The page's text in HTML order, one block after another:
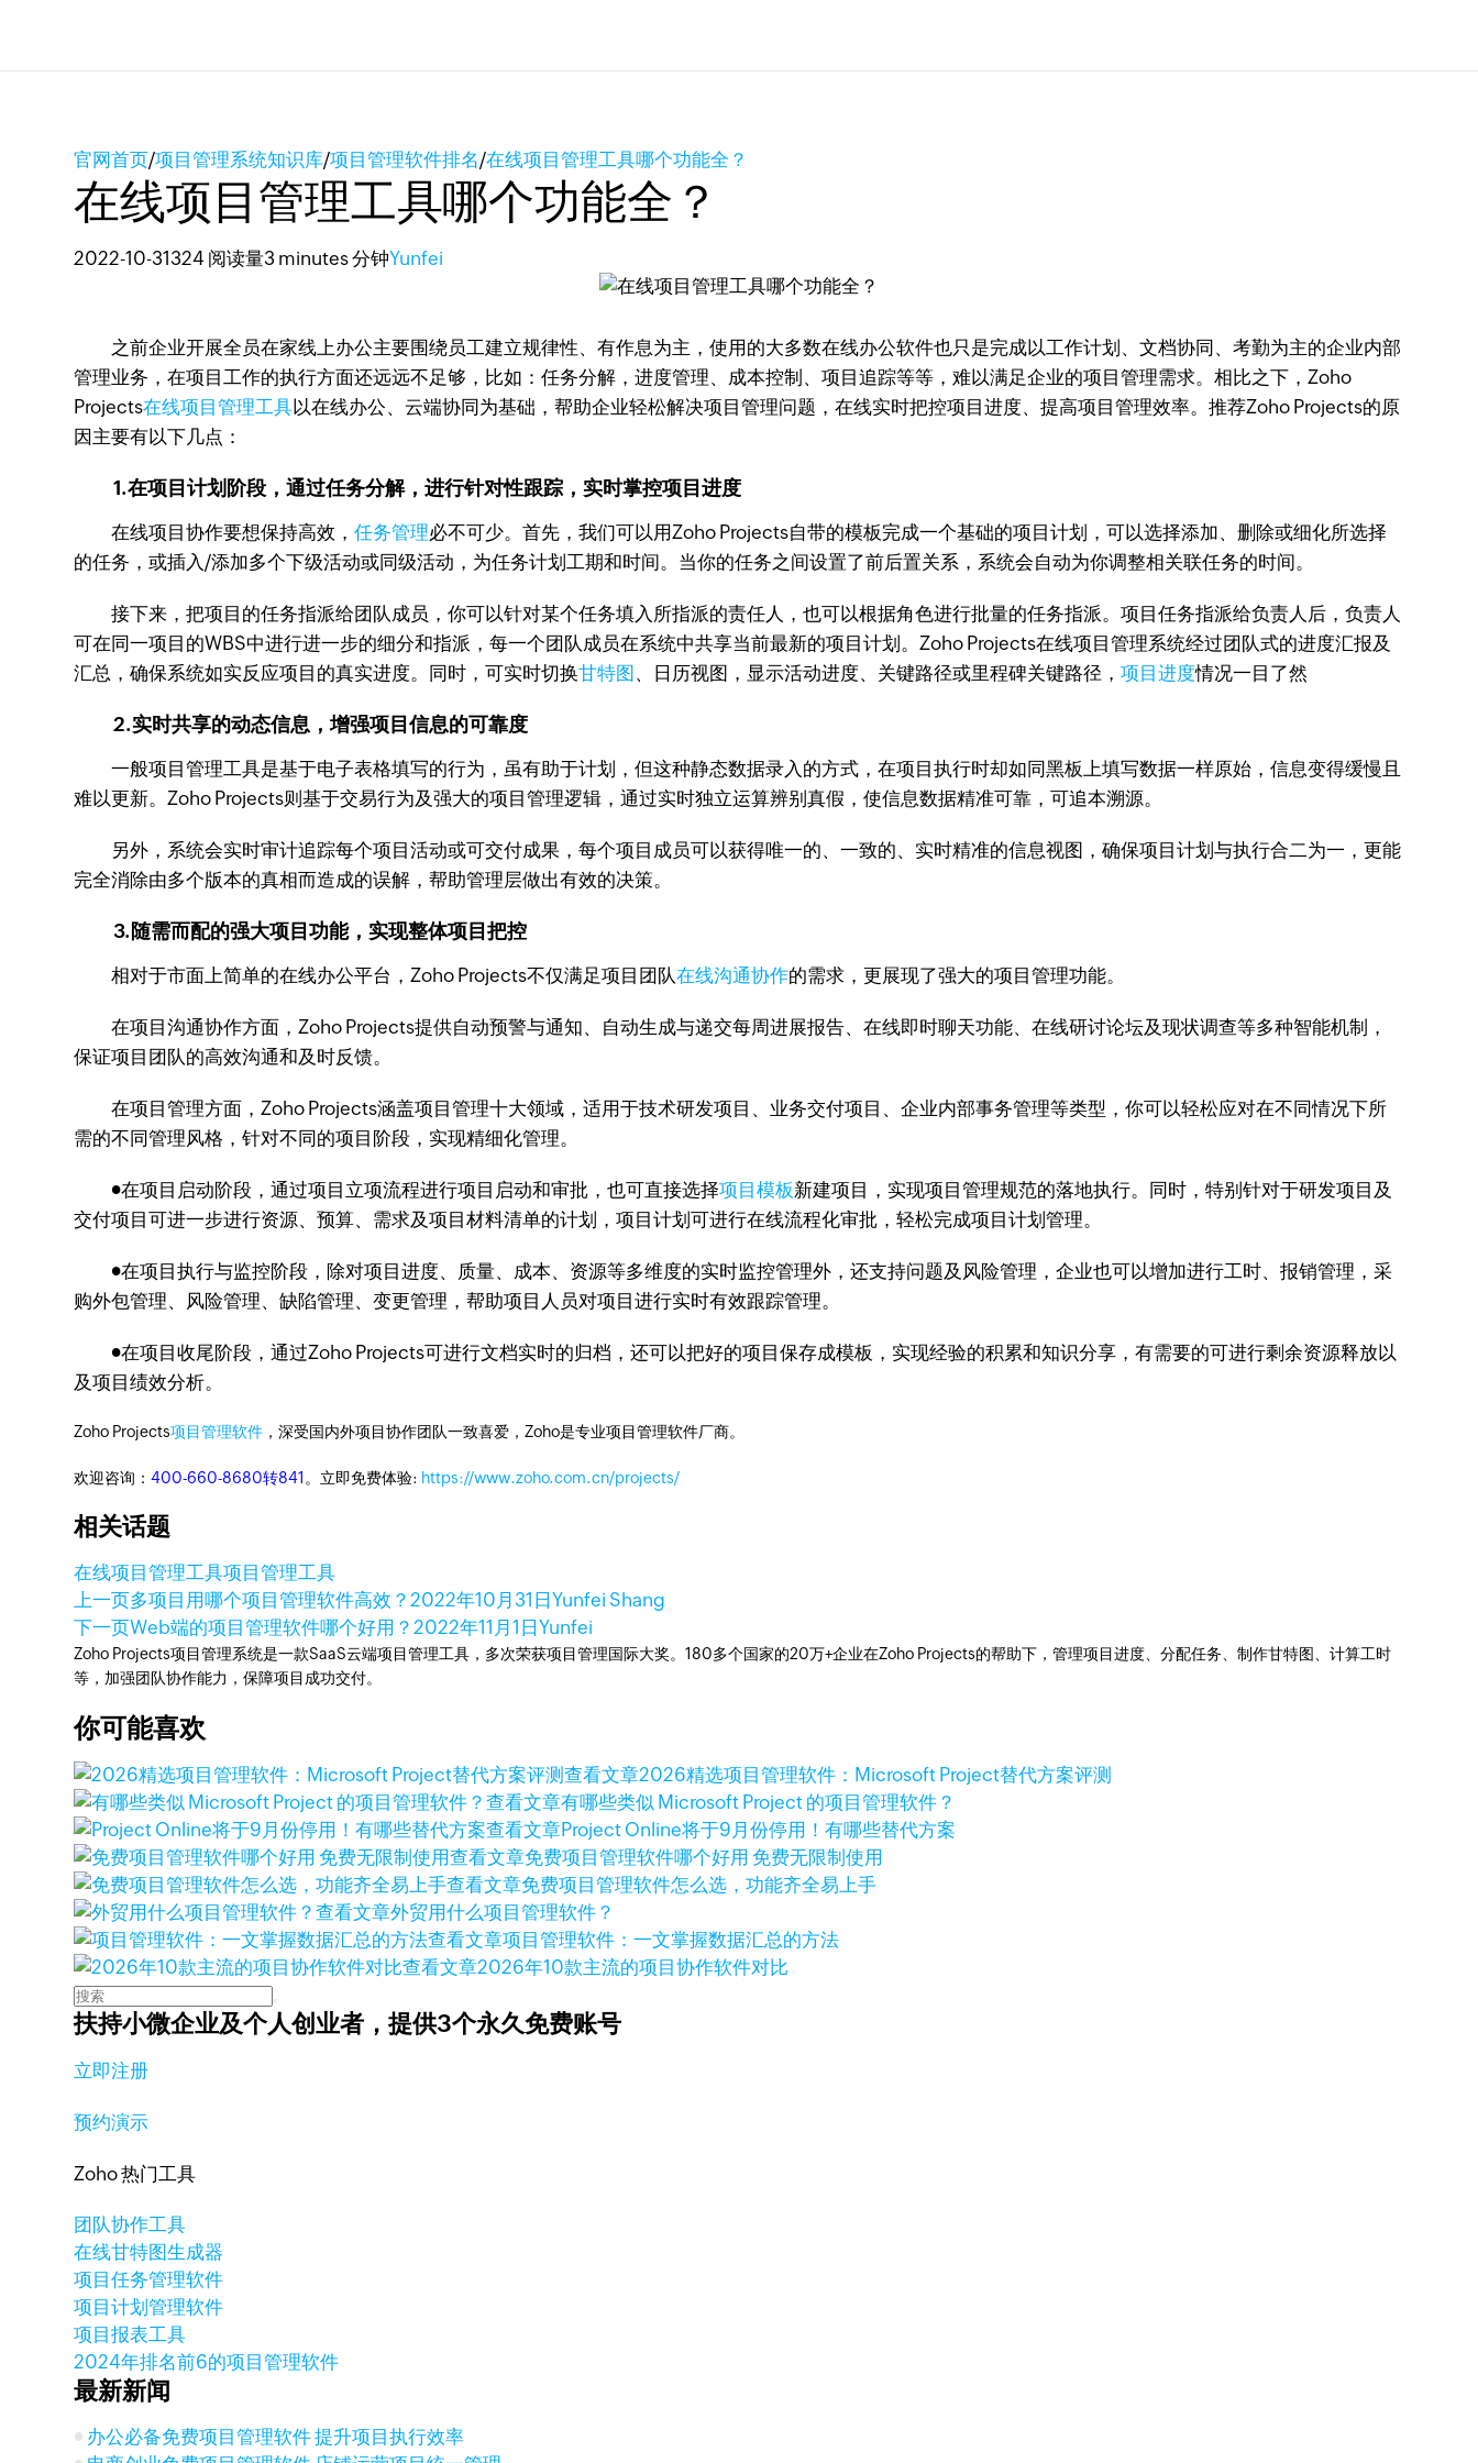
官网首页/项目管理系统知识库/项目管理软件排名/在线项目管理工具哪个功能全？
在线项目管理工具哪个功能全？
2022-10-31 324 阅读量3 minutes 分钟Yunfei
之前企业开展全员在家线上办公主要围绕员工建立规律性、有作息为主，使用的大多数在线办公软件也只是完成以工作计划、文档协同、考勤为主的企业内部
管理业务，在项目工作的执行方面还远远不足够，比如：任务分解，进度管理、成本控制、项目追踪等等，难以满足企业的项目管理需求。相比之下，Zoho
Projects在线项目管理工具以在线办公、云端协同为基础，帮助企业轻松解决项目管理问题，在线实时把控项目进度、提高项目管理效率。推荐Zoho Projects的原
因主要有以下几点：
1.在项目计划阶段，通过任务分解，进行针对性跟踪，实时掌控项目进度
在线项目协作要想保持高效，任务管理必不可少。首先，我们可以用Zoho Projects自带的模板完成一个基础的项目计划，可以选择添加、删除或细化所选择
的任务，或插入/添加多个下级活动或同级活动，为任务计划工期和时间。当你的任务之间设置了前后置关系，系统会自动为你调整相关联任务的时间。
接下来，把项目的任务指派给团队成员，你可以针对某个任务填入所指派的责任人，也可以根据角色进行批量的任务指派。项目任务指派给负责人后，负责人
可在同一项目的WBS中进行进一步的细分和指派，每一个团队成员在系统中共享当前最新的项目计划。Zoho Projects在线项目管理系统经过团队式的进度汇报及
汇总，确保系统如实反应项目的真实进度。同时，可实时切换甘特图 、日历视图，显示活动进度、关键路径或里程碑关键路径，项目进度情况一目了然
2.实时共享的动态信息，增强项目信息的可靠度
一般项目管理工具是基于电子表格填写的行为，虽有助于计划，但这种静态数据录入的方式，在项目执行时却如同黑板上填写数据一样原始，信息变得缓慢且
难以更新。Zoho Projects则基于交易行为及强大的项目管理逻辑，通过实时独立运算辨别真假，使信息数据精准可靠，可追本溯源。
另外，系统会实时审计追踪每个项目活动或可交付成果，每个项目成员可以获得唯一的、一致的、实时精准的信息视图，确保项目计划与执行合二为一，更能
完全消除由多个版本的真相而造成的误解，帮助管理层做出有效的决策。
3.随需而配的强大项目功能，实现整体项目把控
相对于市面上简单的在线办公平台，Zoho Projects不仅满足项目团队在线沟通协作的需求，更展现了强大的项目管理功能。
在项目沟通协作方面，Zoho Projects提供自动预警与通知、自动生成与递交每周进展报告、在线即时聊天功能、在线研讨论坛及现状调查等多种智能机制，
保证项目团队的高效沟通和及时反馈。
在项目管理方面，Zoho Projects涵盖项目管理十大领域，适用于技术研发项目、业务交付项目、企业内部事务管理等类型，你可以轻松应对在不同情况下所
需的不同管理风格，针对不同的项目阶段，实现精细化管理。
●在项目启动阶段，通过项目立项流程进行项目启动和审批，也可直接选择项目模板新建项目，实现项目管理规范的落地执行。同时，特别针对于研发项目及
交付项目可进一步进行资源、预算、需求及项目材料清单的计划，项目计划可进行在线流程化审批，轻松完成项目计划管理。
●在项目执行与监控阶段，除对项目进度、质量、成本、资源等多维度的实时监控管理外，还支持问题及风险管理，企业也可以增加进行工时、报销管理，采
购外包管理、风险管理、缺陷管理、变更管理，帮助项目人员对项目进行实时有效跟踪管理。
●在项目收尾阶段，通过Zoho Projects可进行文档实时的归档，还可以把好的项目保存成模板，实现经验的积累和知识分享，有需要的可进行剩余资源释放以
及项目绩效分析。
Zoho Projects项目管理软件 ，深受国内外项目协作团队一致喜爱，Zoho是专业项目管理软件厂商。
欢迎咨询：400-660-8680转841 。立即免费体验: https://www.zoho.com.cn/projects/
相关话题
在线项目管理工具项目管理工具
上一页多项目用哪个项目管理软件高效？2022年10月31日Yunfei Shang
下一页Web端的项目管理软件哪个好用？2022年11月1日Yunfei
Zoho Projects项目管理系统是一款SaaS云端项目管理工具，多次荣获项目管理国际大奖。180多个国家的20万+企业在Zoho Projects的帮助下，管理项目进度、分配任务、制作甘特图、计算工时
等，加强团队协作能力，保障项目成功交付。
你可能喜欢
查看文章2026精选项目管理软件：Microsoft Project替代方案评测
查看文章有哪些类似 Microsoft Project 的项目管理软件？
查看文章Project Online将于9月份停用！有哪些替代方案
查看文章免费项目管理软件哪个好用 免费无限制使用
查看文章免费项目管理软件怎么选，功能齐全易上手
查看文章外贸用什么项目管理软件？
查看文章项目管理软件：一文掌握数据汇总的方法
查看文章2026年10款主流的项目协作软件对比
扶持小微企业及个人创业者，提供3个永久免费账号
立即注册
预约演示
Zoho 热门工具
团队协作工具
在线甘特图生成器
项目任务管理软件
项目计划管理软件
项目报表工具
2024年排名前6的项目管理软件
最新新闻
办公必备免费项目管理软件 提升项目执行效率